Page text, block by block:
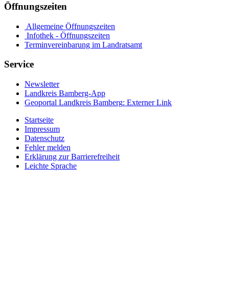
Öffnungszeiten
Allgemeine Öffnungszeiten
Infothek - Öffnungszeiten
Terminvereinbarung im Landratsamt
Service
Newsletter
Landkreis Bamberg-App
Geoportal Landkreis Bamberg: Externer Link
Startseite
Impressum
Datenschutz
Fehler melden
Erklärung zur Barrierefreiheit
Leichte Sprache